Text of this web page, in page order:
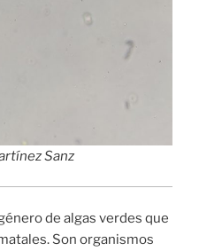
Sanz
de algas verdes que
Son organismos